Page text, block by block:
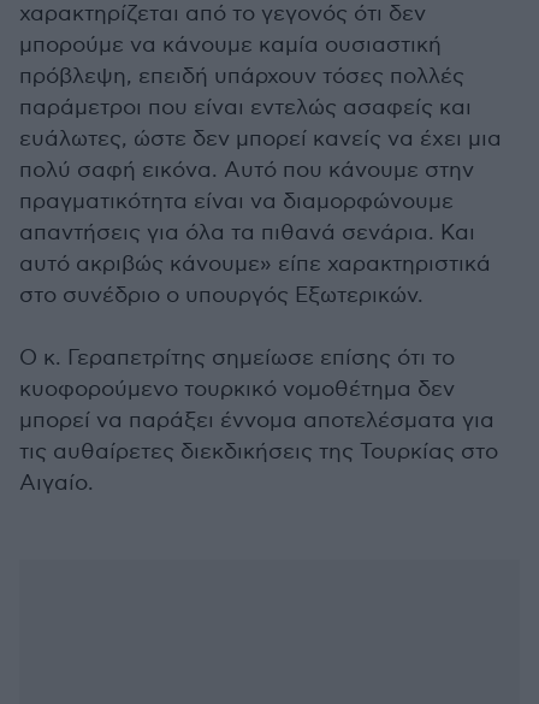
χαρακτηρίζεται από το γεγονός ότι δεν
μπορούμε να κάνουμε καμία ουσιαστική
πρόβλεψη, επειδή υπάρχουν τόσες πολλές
παράμετροι που είναι εντελώς ασαφείς και
ευάλωτες, ώστε δεν μπορεί κανείς να έχει μια
πολύ σαφή εικόνα. Αυτό που κάνουμε στην
πραγματικότητα είναι να διαμορφώνουμε
απαντήσεις για όλα τα πιθανά σενάρια. Και
αυτό ακριβώς κάνουμε» είπε χαρακτηριστικά
στο συνέδριο ο υπουργός Εξωτερικών.
Ο κ. Γεραπετρίτης σημείωσε επίσης ότι το
κυοφορούμενο τουρκικό νομοθέτημα δεν
μπορεί να παράξει έννομα αποτελέσματα για
τις αυθαίρετες διεκδικήσεις της Τουρκίας στο
Αιγαίο.